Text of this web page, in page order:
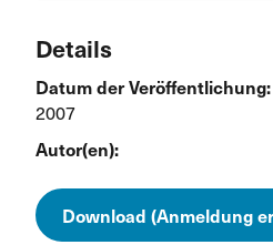
Details
Datum der Veröffentlichung:
2007
Autor(en):
Download (Anmeldung